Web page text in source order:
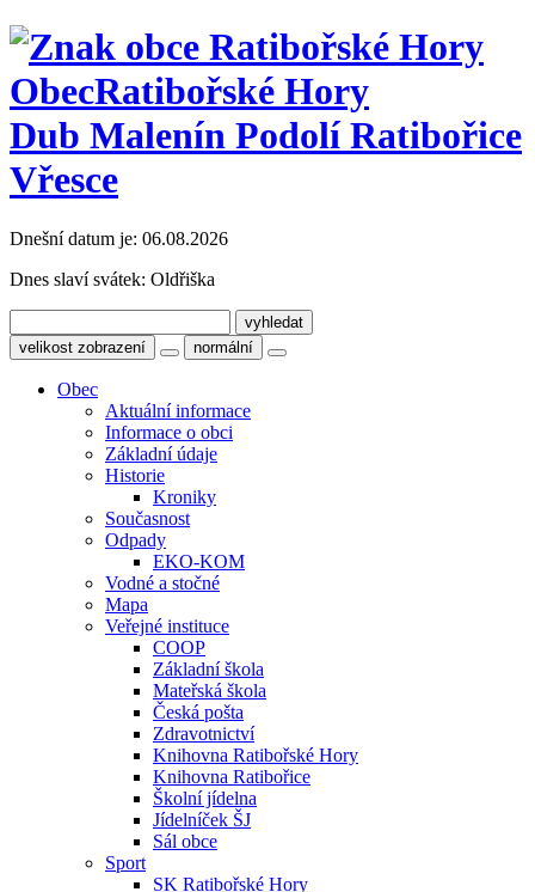
ObecRatibořské Hory
Dub Malenín Podolí Ratibořice
Vřesce
Dnešní datum je: 06.08.2026
Dnes slaví svátek: Oldřiška
velikost zobrazení normální
Obec
Aktuální informace
Informace o obci
Základní údaje
Historie
Kroniky
Současnost
Odpady
EKO-KOM
Vodné a stočné
Mapa
Veřejné instituce
COOP
Základní škola
Mateřská škola
Česká pošta
Zdravotnictví
Knihovna Ratibořské Hory
Knihovna Ratibořice
Školní jídelna
Jídelníček ŠJ
Sál obce
Sport
SK Ratibořské Hory